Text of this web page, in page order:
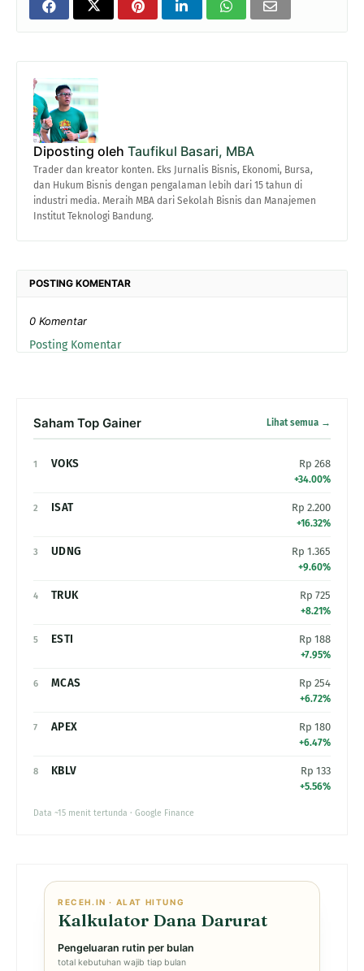
Diposting oleh Taufikul Basari, MBA
Trader dan kreator konten. Eks Jurnalis Bisnis, Ekonomi, Bursa,
dan Hukum Bisnis dengan pengalaman lebih dari 15 tahun di
industri media. Meraih MBA dari Sekolah Bisnis dan Manajemen
Institut Teknologi Bandung.
POSTING KOMENTAR
0 Komentar
Posting Komentar
Saham Top Gainer Lihat semua →
1 VOKS Rp 268
+34.00%
2 ISAT Rp 2.200
+16.32%
3 UDNG Rp 1.365
+9.60%
4 TRUK Rp 725
+8.21%
5 ESTI Rp 188
+7.95%
6 MCAS Rp 254
+6.72%
7 APEX Rp 180
+6.47%
8 KBLV Rp 133
+5.56%
Data ~15 menit tertunda · Google Finance
RECEH.IN · ALAT HITUNG
Kalkulator Dana Darurat
Pengeluaran rutin per bulan
total kebutuhan wajib tiap bulan